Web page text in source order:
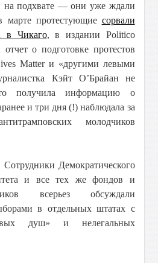
на подхвате — они уже ждали
марте протестующие сорвали
в Чикаго, в издании Politico
о подготовке протестов
Matter и «другими левыми
Кэйт О’Брайан не
получила информацию о
и три дня (!) наблюдала за
молодчиков
Демократического
и все тех же фондов и
всерьез обсуждали
в отдельных штатах с
душ» и нелегальных